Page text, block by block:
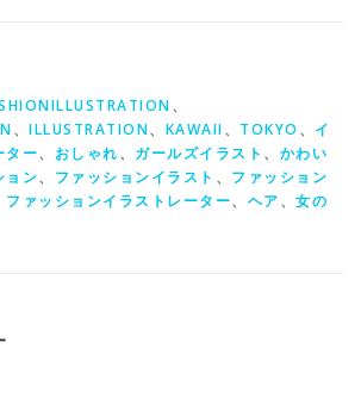
、
、 ILLUSTRATION、 KAWAII、 TOKYO 、 イ
ター、 おしゃれ、 ガールズイラスト 、 かわい
ョン、 ファッションイラスト 、 ファッション
ファッションイラストレーター、 ヘア、 女の